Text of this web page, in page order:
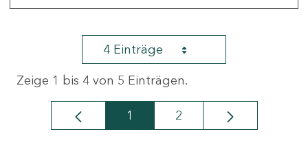
4 Einträge
Zeige 1 bis 4 von 5 Einträgen.
Seite
1 Seite
2